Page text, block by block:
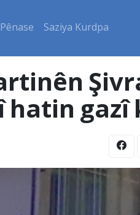
Pênase Saziya Kurdpa
hatin gazî